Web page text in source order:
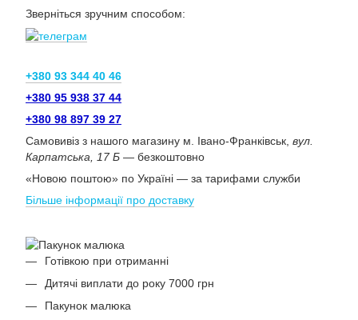
Зверніться зручним способом:
+380 93 344 40 46
+380 95 938 37 44
+380 98 897 39 27
Самовивіз з нашого магазину м. Івано-Франківськ, вул.
Карпатська, 17 Б — безкоштовно
«Новою поштою» по Україні — за тарифами служби
Більше інформації про доставку
Готівкою при отриманні
Дитячі виплати до року 7000 грн
Пакунок малюка